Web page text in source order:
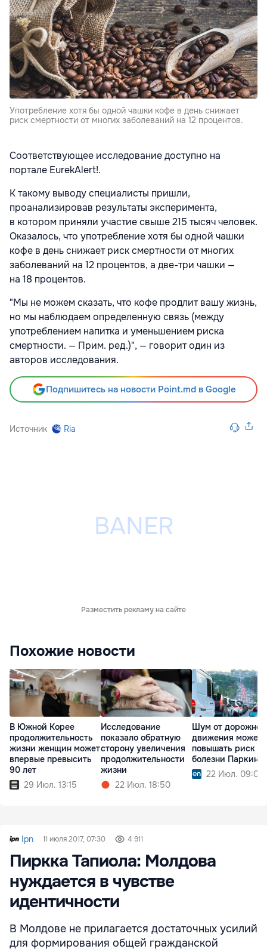
Употребление хотя бы одной чашки кофе в день снижает
риск смертности от многих заболеваний на 12 процентов.
Соответствующее исследование доступно на
портале EurekAlert!.
К такому выводу специалисты пришли,
проанализировав результаты эксперимента,
в котором приняли участие свыше 215 тысяч человек.
Оказалось, что употребление хотя бы одной чашки
кофе в день снижает риск смертности от многих
заболеваний на 12 процентов, а две-три чашки —
на 18 процентов.
"Мы не можем сказать, что кофе продлит вашу жизнь,
но мы наблюдаем определенную связь (между
употреблением напитка и уменьшением риска
смертности. — Прим. ред.)", — говорит один из
авторов исследования.
Подпишитесь на новости Point.md в Google
Источник Ria
Разместить рекламу на сайте
Похожие новости
В Южной Корее
продолжительность
жизни женщин может
впервые превысить
90 лет
29 Июл. 13:15
Исследование
показало обратную
сторону увеличения
продолжительности
жизни
22 Июл. 18:50
Шум от
движения может
повышать риск
болезни
22 Июл. 09:00
Ipn 11 июля 2017, 07:30 4 911
Пиркка Тапиола: Молдова
нуждается в чувстве
идентичности
В Молдове не прилагается достаточных усилий
для формирования общей гражданской